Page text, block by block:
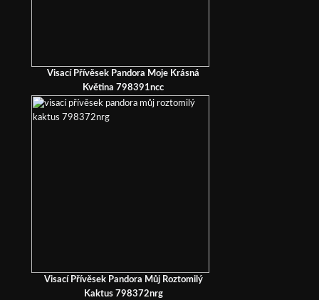
Visací Přívěsek Pandora Moje Krásná
Květina 798391ncc
Visací Přívěsek Pandora Můj Roztomilý
Kaktus 798372nrg